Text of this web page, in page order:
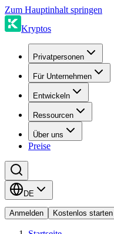
Zum Hauptinhalt springen
Kryptos
Privatpersonen
Für Unternehmen
Entwickeln
Ressourcen
Über uns
Preise
DE
Anmelden Kostenlos starten